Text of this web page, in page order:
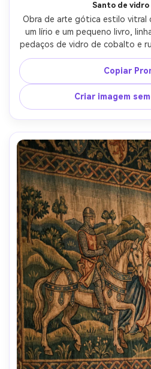
Santo de
Obra de arte gótica estilo vitral
um lírio e um pequeno livro,
pedaços de vidro de cobalto e
luminosos, composição
moldura de arco apontado,
medievais sutis (videiras,
reverente, harmonia de cores
artesanal, composição de
Copiar
Criar imagem